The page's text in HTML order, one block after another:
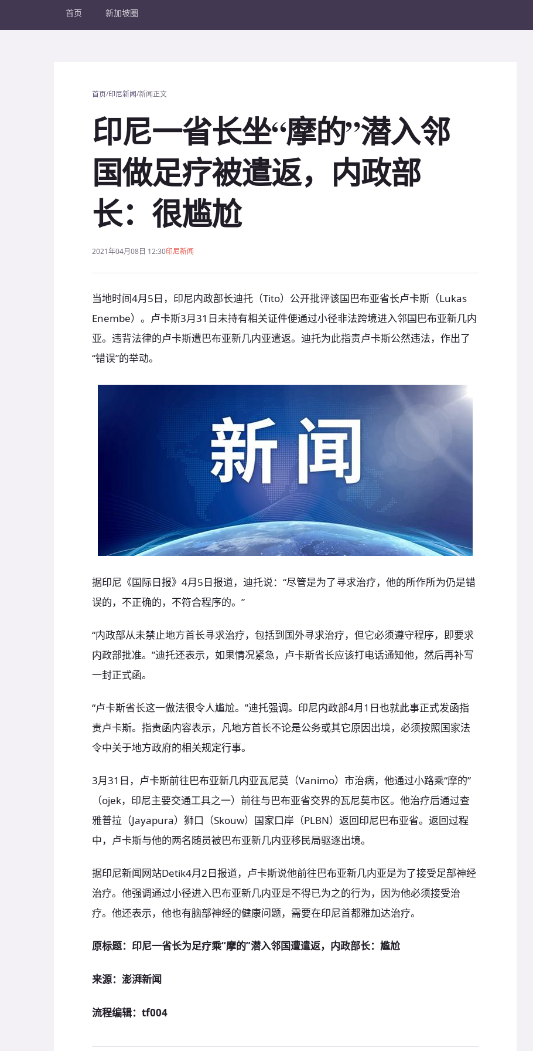
首页 新加坡圈
首页/印尼新闻/新闻正文
印尼一省长坐“摩的”潜入邻
国做足疗被遣返，内政部
长：很尴尬
2021年04月08日 12:30印尼新闻
当地时间4月5日，印尼内政部长迪托（Tito）公开批评该国巴布亚省长卢卡斯（Lukas
Enembe）。卢卡斯3月31日未持有相关证件便通过小径非法跨境进入邻国巴布亚新几内
亚。违背法律的卢卡斯遭巴布亚新几内亚遣返。迪托为此指责卢卡斯公然违法，作出了
“错误”的举动。
据印尼《国际日报》4月5日报道，迪托说：“尽管是为了寻求治疗，他的所作所为仍是错
误的，不正确的，不符合程序的。”
“内政部从未禁止地方首长寻求治疗，包括到国外寻求治疗，但它必须遵守程序，即要求
内政部批准。”迪托还表示，如果情况紧急，卢卡斯省长应该打电话通知他，然后再补写
一封正式函。
“卢卡斯省长这一做法很令人尴尬。”迪托强调。印尼内政部4月1日也就此事正式发函指
责卢卡斯。指责函内容表示，凡地方首长不论是公务或其它原因出境，必须按照国家法
令中关于地方政府的相关规定行事。
3月31日，卢卡斯前往巴布亚新几内亚瓦尼莫（Vanimo）市治病，他通过小路乘“摩的”
（ojek，印尼主要交通工具之一）前往与巴布亚省交界的瓦尼莫市区。他治疗后通过查
雅普拉（Jayapura）狮口（Skouw）国家口岸（PLBN）返回印尼巴布亚省。返回过程
中，卢卡斯与他的两名随员被巴布亚新几内亚移民局驱逐出境。
据印尼新闻网站Detik4月2日报道，卢卡斯说他前往巴布亚新几内亚是为了接受足部神经
治疗。他强调通过小径进入巴布亚新几内亚是不得已为之的行为，因为他必须接受治
疗。他还表示，他也有脑部神经的健康问题，需要在印尼首都雅加达治疗。
原标题：印尼一省长为足疗乘“摩的”潜入邻国遭遣返，内政部长：尴尬
来源：澎湃新闻
流程编辑：tf004